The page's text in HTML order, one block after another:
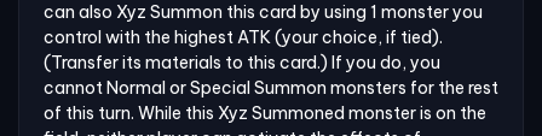
can also Xyz Summon this card by using 1 monster you
control with the highest ATK (your choice, if tied).
(Transfer its materials to this card.) If you do, you
cannot Normal or Special Summon monsters for the rest
of this turn. While this Xyz Summoned monster is on the